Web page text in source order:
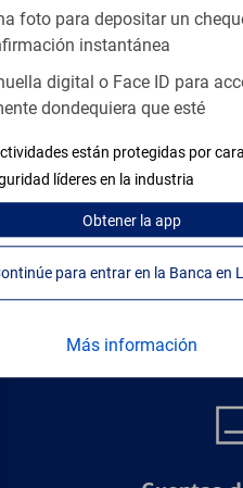
foto para depositar un
instantánea
digital o Face ID para
dondequiera que esté
están protegidas por
líderes en la industria
Obtenerla app
Más información
diseñados para ayudar con
Tarjetas
Conozca los
de tarjetas de
financiera antes de